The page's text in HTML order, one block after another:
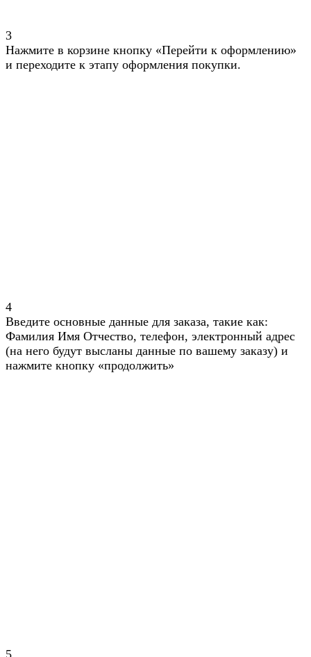
3
Нажмите в корзине кнопку «Перейти к оформлению»
и переходите к этапу оформления покупки.
4
Введите основные данные для заказа, такие как:
Фамилия Имя Отчество, телефон, электронный адрес
(на него будут высланы данные по вашему заказу) и
нажмите кнопку «продолжить»